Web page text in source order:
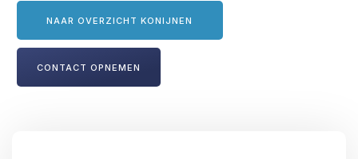
NAAR OVERZICHT KONIJNEN
CONTACT OPNEMEN